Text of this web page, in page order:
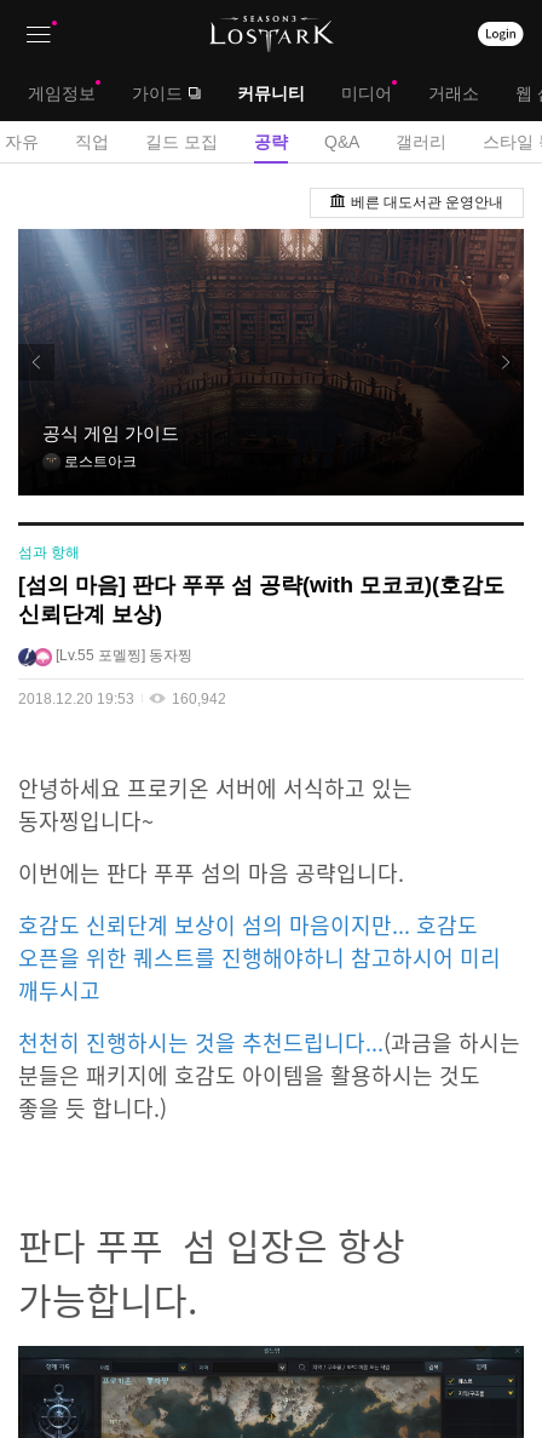
뉴
대
메
게임정보 가이드 커뮤니티 미디어 거래소 웹
서
메
뉴
자유 직업 길드 모집 공략 Q&A 갤러리 스타일
략
판
베른 대도서관 운영안내
공식 게임 가이드
로스트아크
섬과 항해
[섬의 마음] 판다 푸푸 섬 공략(with 모코코)(호감도
신뢰단계 보상)
Lv.55 포멜찡 동자찡
2018.12.20 19:53 160,942
안녕하세요 프로키온 서버에 서식하고 있는
동자찡입니다~
이번에는 판다 푸푸 섬의 마음 공략입니다.
호감도 신뢰단계 보상이 섬의 마음이지만... 호감도
오픈을 위한 퀘스트를 진행해야하니 참고하시어 미리
깨두시고
천천히 진행하시는 것을 추천드립니다...(과금을 하시는
분들은 패키지에 호감도 아이템을 활용하시는 것도
좋을 듯 합니다.)
판다 푸푸 섬 입장은 항상
가능합니다.